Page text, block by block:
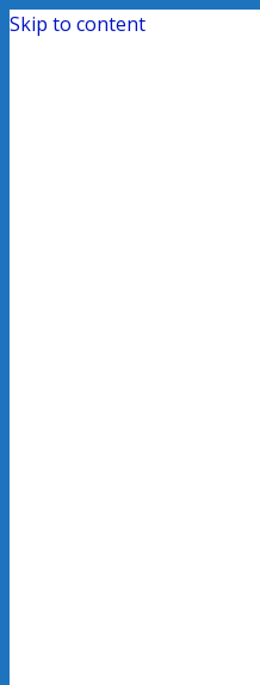
Skip to content